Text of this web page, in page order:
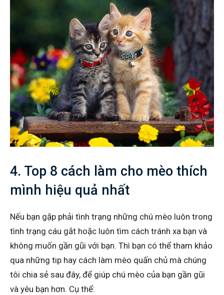
4. Top 8 cách làm cho mèo thích
mình hiệu quả nhất
Nếu bạn gặp phải tình trạng những chú mèo luôn trong
tình trạng cáu gắt hoặc luôn tìm cách tránh xa bạn và
không muốn gần gũi với bạn. Thì bạn có thể tham khảo
qua những tip hay cách làm mèo quấn chủ mà chúng
tôi chia sẻ sau đây, để giúp chú mèo của bạn gần gũi
và yêu bạn hơn. Cụ thể: